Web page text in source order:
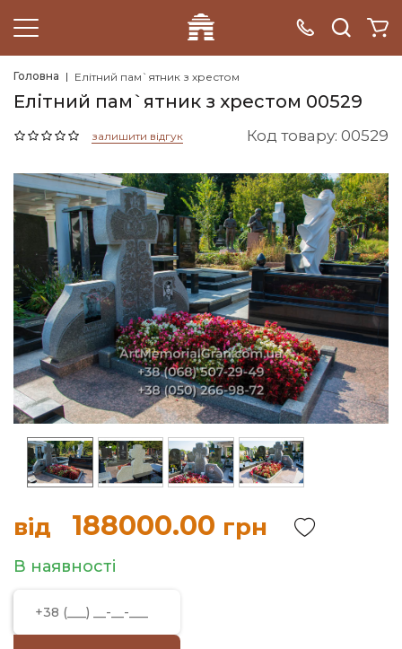
Головна Елітний пам`ятник з хрестом
Елітний пам`ятник з хрестом 00529
залишити відгук Код товару: 00529
від 188000.00 грн
В наявності